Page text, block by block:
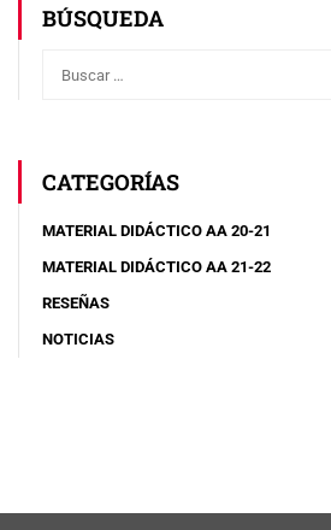
BÚSQUEDA
CATEGORÍAS
MATERIAL DIDÁCTICO AA 20-21
MATERIAL DIDÁCTICO AA 21-22
RESEÑAS
NOTICIAS